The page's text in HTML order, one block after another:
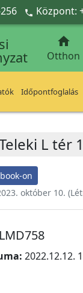
 Központ:

Otthon
Időpontfoglalás
L tér
on
október 10.
LMD758
2022.12.12.